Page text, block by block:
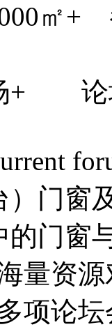
㎡+
+ 论
）门窗
的门窗
量资
项论